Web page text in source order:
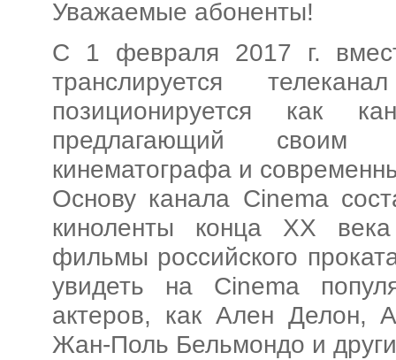
Уважаемые абоненты!
С 1 февраля 2017 г.
транслируется
позиционируется как
предлагающий своим
кинематографа и
Основу канала Cinema
киноленты конца XX
фильмы российского
увидеть на Cinema
актеров, как Ален Делон,
Жан-Поль Бельмондо и